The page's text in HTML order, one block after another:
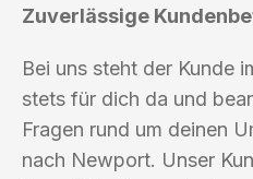
Zuverlässige
Bei uns steht der Kunde
stets für dich da und
Fragen rund um deinen
nach Newport. Unser